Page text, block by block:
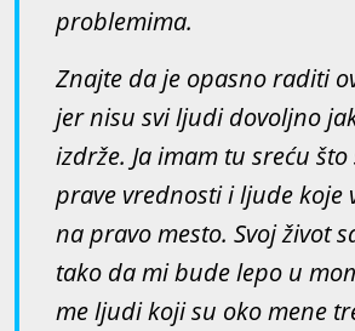
problemima.
Znajte da je opasno raditi
jer nisu svi ljudi dovoljno
izdrže. Ja imam tu sreću
prave vrednosti i ljude koje
na pravo mesto. Svoj život
tako da mi bude lepo u
me ljudi koji su oko mene